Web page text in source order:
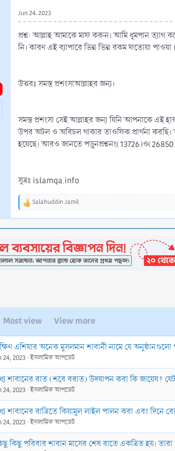
Jun 24, 2023
প্রশ্ন: আল্লাহ আমাকে মাফ করুন। আমি ধূমপান ত্যাগ
নি। কারণ এই ব্যাপারে ভিন্ন ভিন্ন রকম ফতোয়া পাওয়া
উত্তরঃ সমস্ত প্রশংসাআল্লাহর জন্য।
সমস্ত প্রশংসা সেই আল্লাহর জন্য যিনি আপনাকে এই
উপর অটল ও অবিচল থাকার তাওফিক প্রার্থনা
হয়েছে। আরও জানতে
সূত্রঃ islamqa.info
R
i
o
n
Salahuddin Jamil
Most view View more
এশিয়ার অনেক মুসলমান শাবানী নামে যে
24, 2023 ইসলামিক আপডেট
শাবানের রাত (শবে বরাত) উদযাপন করা কি
24, 2023 ইসলামিক আপডেট
শাবানের রাত্রিতে কিয়ামুল লাইল পালন করা এবং
24, 2023 ইসলামিক আপডেট
কিছু পরিবার শাবান মাসের শেষ রাতে একত্রিত হয়।